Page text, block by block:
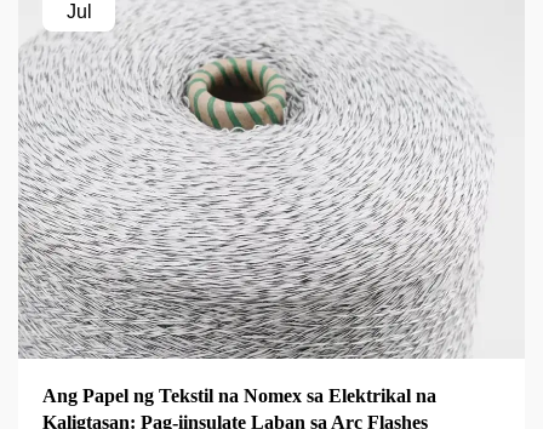
Jul
Ang Papel ng Tekstil na Nomex sa Elektrikal na
Kaligtasan: Pag-iinsulate Laban sa Arc Flashes